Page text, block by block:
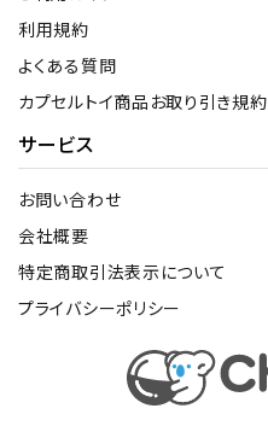
利用規約
よくある質問
カプセルトイ商品お取り引き規約
サービス
お問い合わせ
会社概要
特定商取引法表示について
プライバシーポリシー